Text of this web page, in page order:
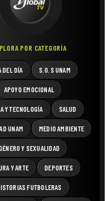
POR CATEGORÍA
DEL DÍA S.O.S UNAM
APOYO EMOCIONAL
Y TECNOLOGÍA SALUD
UNAM MEDIO AMBIENTE
Y SEXUALIDAD
Y ARTE DEPORTES
FUTBOLERAS